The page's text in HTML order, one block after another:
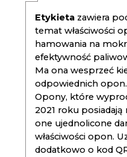
Etykieta zawiera
temat właściwości
hamowania na
efektywność
Ma ona wesprzeć
odpowiednich opon.
Opony, które
2021 roku posiadają
one ujednolicone
właściwości opon.
dodatkowo o kod